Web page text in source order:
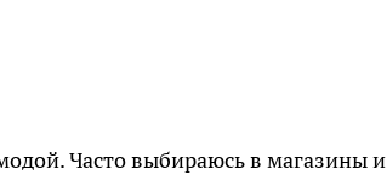
Часто выбираюсь в магазины и